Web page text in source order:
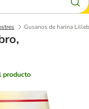
Gusanos de harina
producto